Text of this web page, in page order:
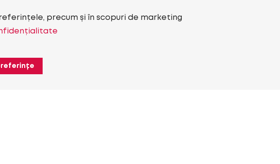
precum și în scopuri de marketing